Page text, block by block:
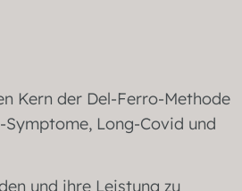
Kern der Del-Ferro-Methode
Long-Covid und
und ihre Leistung zu